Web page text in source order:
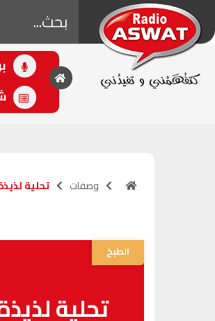
• اللاحق
تحلية
اقتصادية
- 11:04)
وصفات تحلية
الطبخ
تحلية